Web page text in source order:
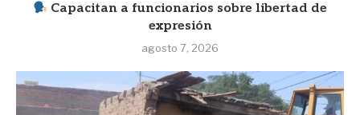
Capacitan a funcionarios sobre libertad de
expresión
agosto 7, 2026